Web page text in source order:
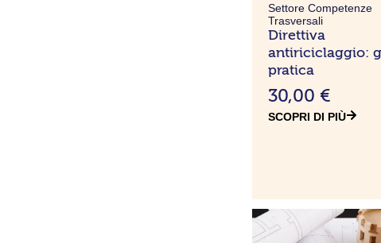
Settore Competenze
Trasversali
Direttiva
antiriciclaggio:
pratica
30,00 €
SCOPRI DI PIÙ